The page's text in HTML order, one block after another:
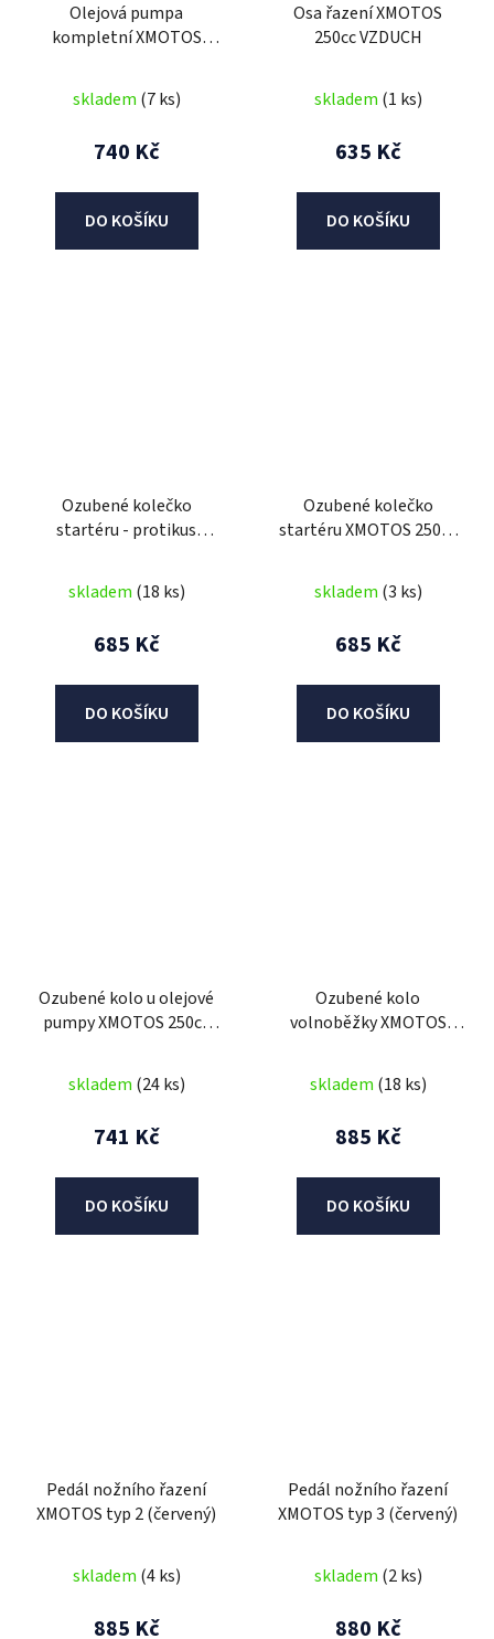
Olejová pumpa
kompletní XMOTOS
skladem (7 ks)
740 Kč
DO KOŠÍKU
Osa řazení XMOTOS
250cc VZDUCH
skladem (1 ks)
635 Kč
DO KOŠÍKU
Ozubené kolečko
startéru - protikus
skladem (18 ks)
685 Kč
DO KOŠÍKU
Ozubené kolečko
startéru XMOTOS 250cc
skladem (3 ks)
685 Kč
DO KOŠÍKU
Ozubené kolo u olejové
pumpy XMOTOS 250cc
skladem (24 ks)
741 Kč
DO KOŠÍKU
Ozubené kolo
volnoběžky XMOTOS
skladem (18 ks)
885 Kč
DO KOŠÍKU
Pedál nožního řazení
XMOTOS typ 2 (červený)
skladem (4 ks)
885 Kč
Pedál nožního řazení
XMOTOS typ 3 (červený)
skladem (2 ks)
880 Kč